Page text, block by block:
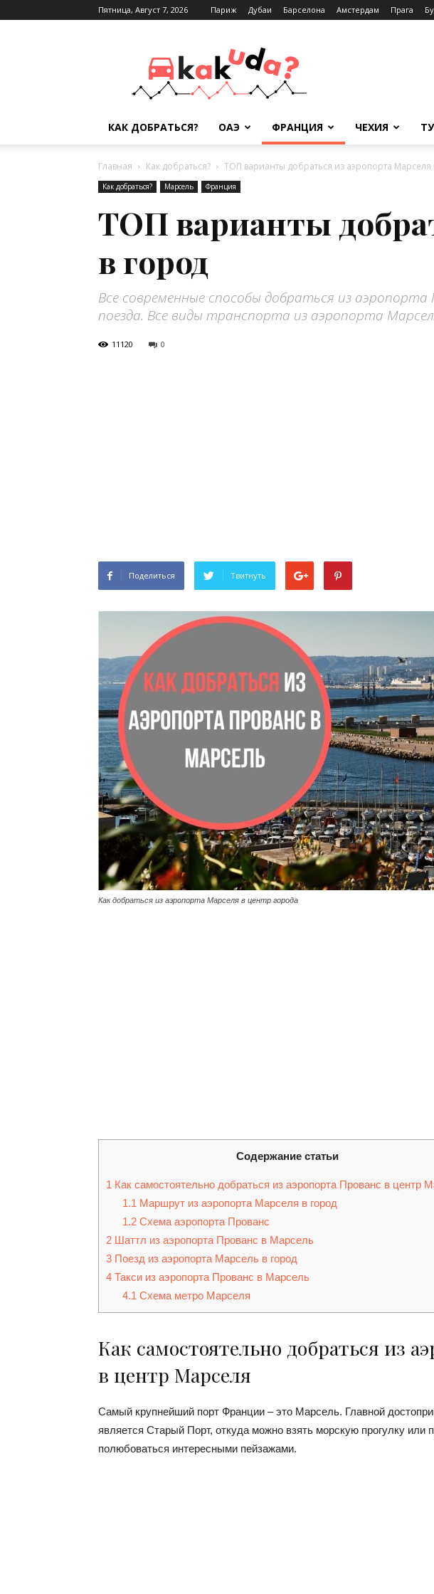
Пятница, Август 7, 2026 Париж Дубаи Барселона Амстердам Прага
kuda.info
КАК ДОБРАТЬСЯ? ОАЭ ФРАНЦИЯ ЧЕХИЯ
Главная Как добраться? ТОП варианты добраться из аэропорта Марселя
Как добраться? Марсель Франция
ТОП варианты
в город
Все современные способы добраться из
поезда. Все виды транспорта из аэропорта
11120 0
Поделиться Твитнуть
Как добраться из аэропорта Марселя в центр города
Содержание статьи
1 Как самостоятельно добраться из аэропорта Прованс в центр
1.1 Маршрут из аэропорта Марселя в город
1.2Схема аэропорта Прованс
2 Шаттл из аэропорта Прованс в Марсель
3 Поезд из аэропорта Марсель в город
4 Такси из аэропорта Прованс в Марсель
4.1 Схема метро Марселя
Как самостоятельно добраться из
в центр Марселя
Самый крупнейший порт Франции – это Марсель. Главной
является Старый Порт, откуда можно взять морскую прогулку или
полюбоваться интересными пейзажами.